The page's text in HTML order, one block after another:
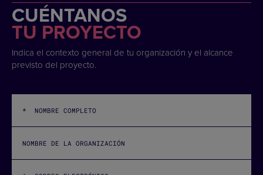
CUÉNTANOS
TU PROYECTO
Indica el contexto general de tu organización y el alcance
previsto del proyecto.